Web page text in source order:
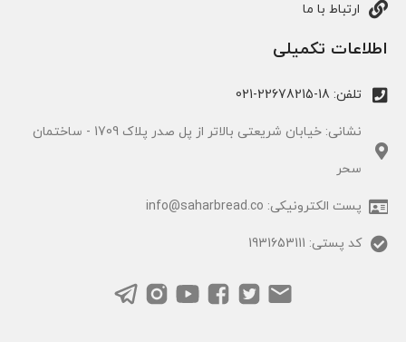
ارتباط با ما
اطلاعات تکمیلی
تلفن: 18-22678215-021
نشانی: خیابان شریعتی بالاتر از پل صدر پلاک 1709 - ساختمان
سحر
پست الکترونیکی: info@saharbread.co
کد پستی: 1931653111